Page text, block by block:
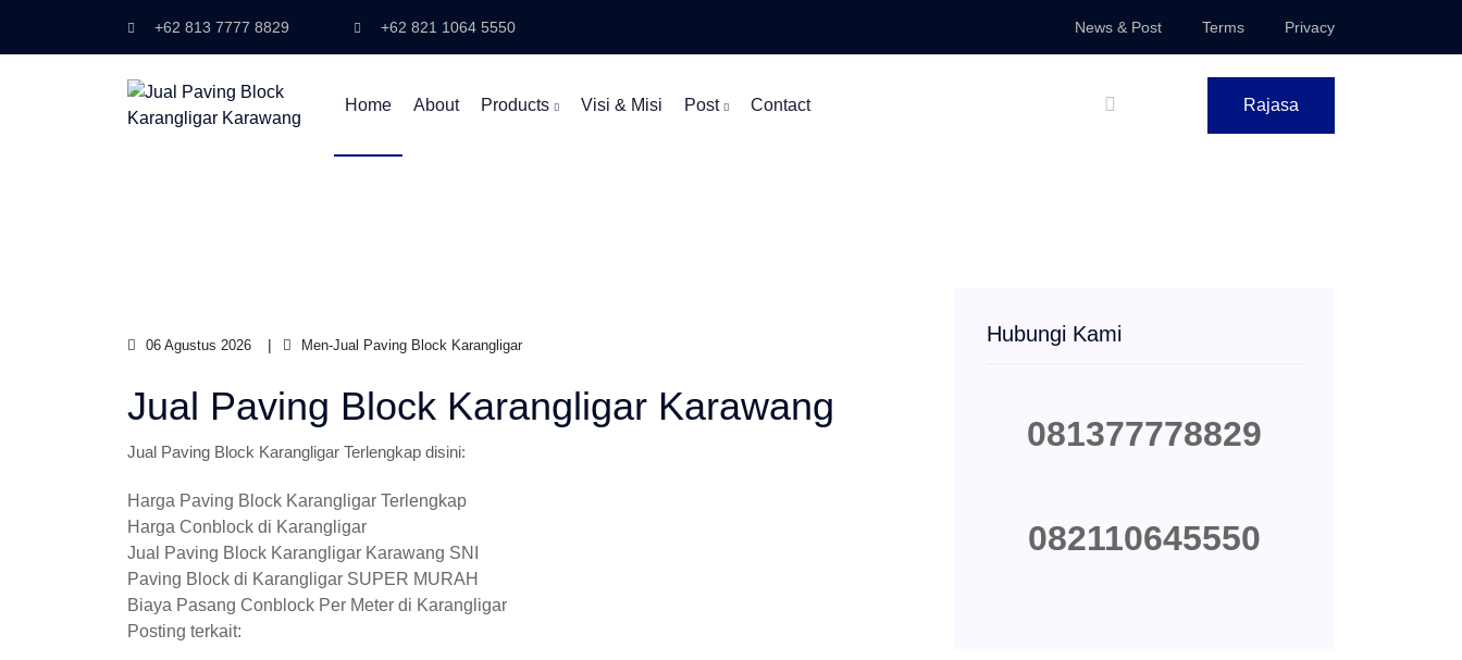
+62 813 7777 8829 +62 821 1064 5550 News & Post Terms Privacy
Home About Products Visi & Misi Post Contact Rajasa
06 Agustus 2026 Men-Jual Paving Block Karangligar
Jual Paving Block Karangligar Karawang
Jual Paving Block Karangligar Terlengkap disini:
Harga Paving Block Karangligar Terlengkap
Harga Conblock di Karangligar
Jual Paving Block Karangligar Karawang SNI
Paving Block di Karangligar SUPER MURAH
Biaya Pasang Conblock Per Meter di Karangligar
Posting terkait:
Hubungi Kami
081377778829
082110645550